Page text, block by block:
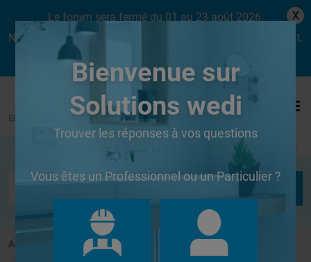
Le forum sera fermé du 01 au 23 août 2026.
Nous aurons le plaisir de vous retrouver dès le lundi 24 août.
X
Se connecter
Accueil Forums
Systèmes de panneaux à carreler
Collage panneau WEDI
Bienvenue sur
Solutions wedi
Trouver les réponses à vos questions
Vous êtes un Professionnel ou un Particulier ?